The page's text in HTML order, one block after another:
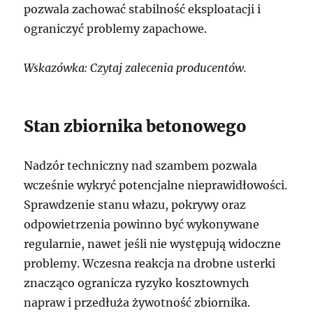
pozwala zachować stabilność eksploatacji i
ograniczyć problemy zapachowe.
Wskazówka: Czytaj zalecenia producentów.
Stan zbiornika betonowego
Nadzór techniczny nad szambem pozwala
wcześnie wykryć potencjalne nieprawidłowości.
Sprawdzenie stanu włazu, pokrywy oraz
odpowietrzenia powinno być wykonywane
regularnie, nawet jeśli nie występują widoczne
problemy. Wczesna reakcja na drobne usterki
znacząco ogranicza ryzyko kosztownych
napraw i przedłuża żywotność zbiornika.